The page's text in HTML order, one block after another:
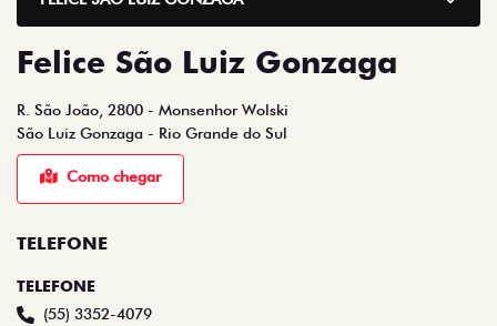
Felice São Luiz Gonzaga
R. São João, 2800 - Monsenhor Wolski
São Luiz Gonzaga - Rio Grande do Sul
Como chegar
TELEFONE
TELEFONE
(55) 3352-4079